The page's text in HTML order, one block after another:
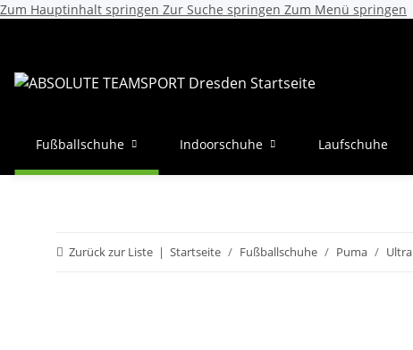
Zum Hauptinhalt springen Zur Suche springen Zum Menü springen
Fußballschuhe Indoorschuhe Laufschuhe
Zurück zur Liste Startseite Fußballschuhe Puma Ultra